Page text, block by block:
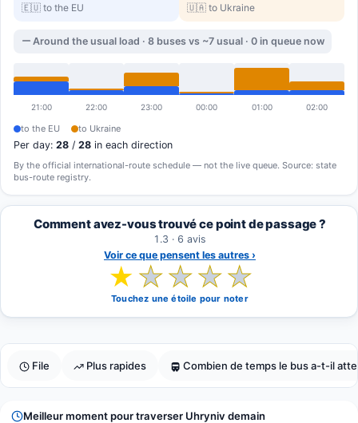
File Plus rapides Combien de temps le bus a-t-il
🇪🇺 to the EU 🇺🇦 to Ukraine
Around the usual load · 8 buses vs ~7 usual · 0 in queue now
21:00 22:00 23:00 00:00 01:00 02:00
to the EU to Ukraine
Per day: 28 / 28 in each direction
By the official international-route schedule — not the live queue. Source: state
bus-route registry.
Comment avez-vous trouvé ce point de passage ?
1.3 · 6 avis
Voir ce que pensent les autres ›
★ ★★★★
Touchez une étoile pour noter
Meilleur moment pour traverser Uhryniv demain